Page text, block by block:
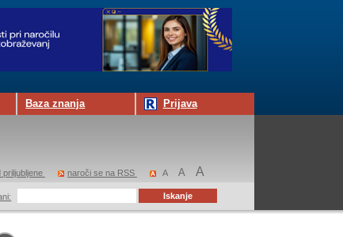
Baza znanja Prijava
priljubljene naroči se na RSS A A A